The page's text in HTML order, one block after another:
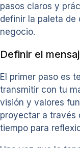
pasos claros y
definir la paleta de
negocio.
Definir el
El primer paso es
transmitir con tu
visión y valores
proyectar a través
tiempo para